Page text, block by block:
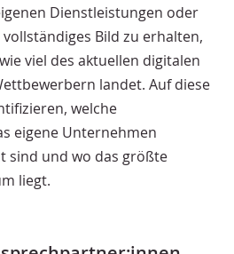
Dienstleistungen oder
Bild zu erhalten,
viel des aktuellen digitalen
landet. Auf diese
welche
eigene Unternehmen
sind und wo das größte
liegt.